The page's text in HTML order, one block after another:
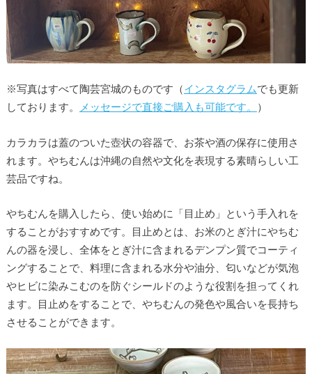
※写真はすべて陶芸宮城のものです（インスタグラムでも更新
しております。
メッセージで直接ご購入も可能です。 ）
カラカラは蓋のついた壺状の容器で、お茶や酒の保存に使用さ
れます。やちむんは沖縄の自然や文化を表現する素晴らしい工
芸品ですね。
やちむんを購入したら、使い始めに「目止め」という手入れを
することがおすすめです。目止めとは、お米のとぎ汁にやちむ
んの器を浸し、全体をとぎ汁に含まれるデンプン質でコーティ
ングすることで、料理に含まれる水分や油分、匂いなどが気泡
やヒビに染みこむのを防ぐシールドのような役割を担ってくれ
ます。目止めをすることで、やちむんの発色や風合いを長持ち
させることができます。